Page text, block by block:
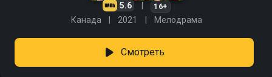
5.6 16+
Канада 2021 Мелодрама
Смотреть